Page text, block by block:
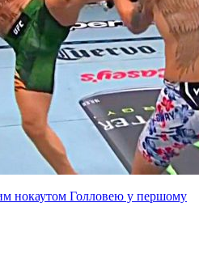
нокаутом Голловею у першому